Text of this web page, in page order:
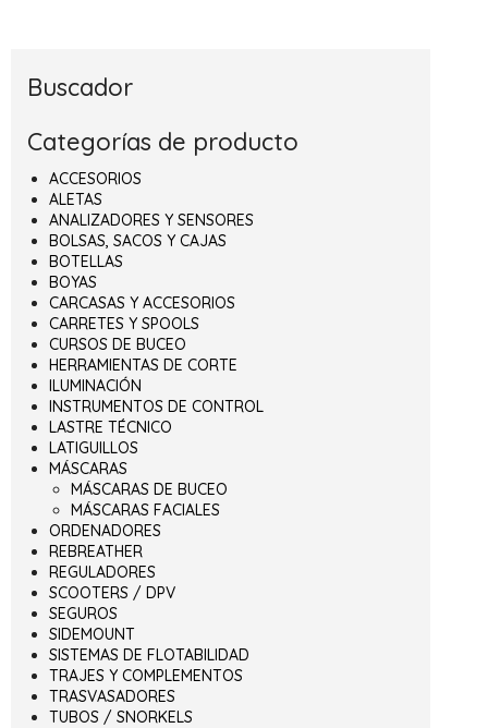
Buscador
Categorías de producto
ACCESORIOS
ALETAS
ANALIZADORES Y SENSORES
BOLSAS, SACOS Y CAJAS
BOTELLAS
BOYAS
CARCASAS Y ACCESORIOS
CARRETES Y SPOOLS
CURSOS DE BUCEO
HERRAMIENTAS DE CORTE
ILUMINACIÓN
INSTRUMENTOS DE CONTROL
LASTRE TÉCNICO
LATIGUILLOS
MÁSCARAS
MÁSCARAS DE BUCEO
MÁSCARAS FACIALES
ORDENADORES
REBREATHER
REGULADORES
SCOOTERS / DPV
SEGUROS
SIDEMOUNT
SISTEMAS DE FLOTABILIDAD
TRAJES Y COMPLEMENTOS
TRASVASADORES
TUBOS / SNORKELS